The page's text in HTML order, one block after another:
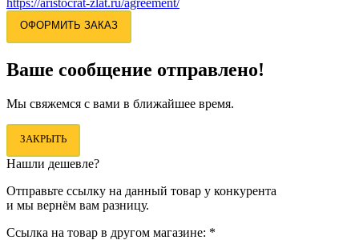
ОФОРМИТЬ ЗАКАЗ
Ваше сообщение отправлено!
Мы свяжемся с вами в ближайшее время.
ЗАКРЫТЬ
Нашли дешевле?
Отправьте ссылку на данный товар у конкурента
и мы вернём вам разницу.
Ссылка на товар в другом магазине: *